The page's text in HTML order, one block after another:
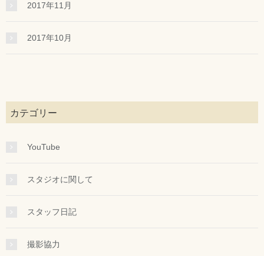
2017年11月
2017年10月
カテゴリー
YouTube
スタジオに関して
スタッフ日記
撮影協力